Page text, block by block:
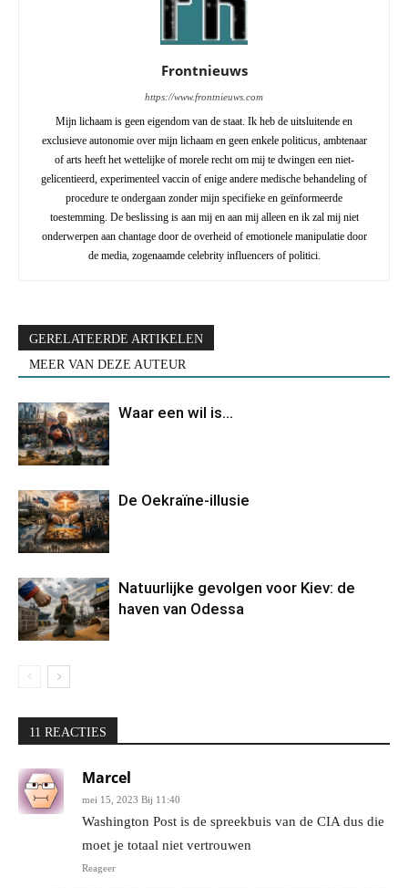
Frontnieuws
https://www.frontnieuws.com
Mijn lichaam is geen eigendom van de staat. Ik heb de uitsluitende en
exclusieve autonomie over mijn lichaam en geen enkele politicus, ambtenaar
of arts heeft het wettelijke of morele recht om mij te dwingen een niet-
gelicentieerd, experimenteel vaccin of enige andere medische behandeling of
procedure te ondergaan zonder mijn specifieke en geïnformeerde
toestemming. De beslissing is aan mij en aan mij alleen en ik zal mij niet
onderwerpen aan chantage door de overheid of emotionele manipulatie door
de media, zogenaamde celebrity influencers of politici.
GERELATEERDE ARTIKELEN
MEER VAN DEZE AUTEUR
Waar een wil is…
De Oekraïne-illusie
Natuurlijke gevolgen voor Kiev: de
haven van Odessa
11 REACTIES
Marcel
mei 15, 2023 Bij 11:40
Washington Post is de spreekbuis van de CIA dus die
moet je totaal niet vertrouwen
Reageer